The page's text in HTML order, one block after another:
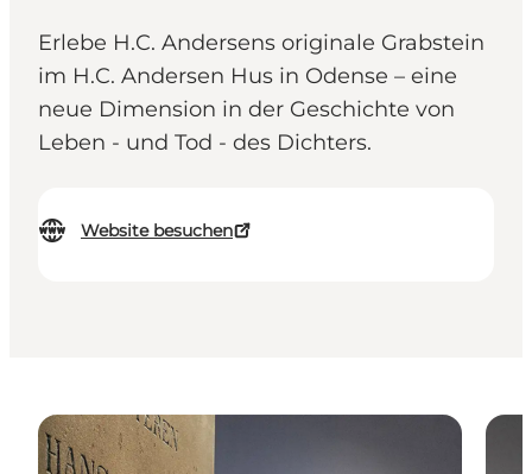
Erlebe H.C. Andersens originale Grabstein
im H.C. Andersen Hus in Odense – eine
neue Dimension in der Geschichte von
Leben - und Tod - des Dichters.
Website besuchen